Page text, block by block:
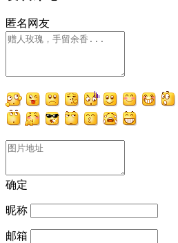
匿名网友
确定
昵称
邮箱